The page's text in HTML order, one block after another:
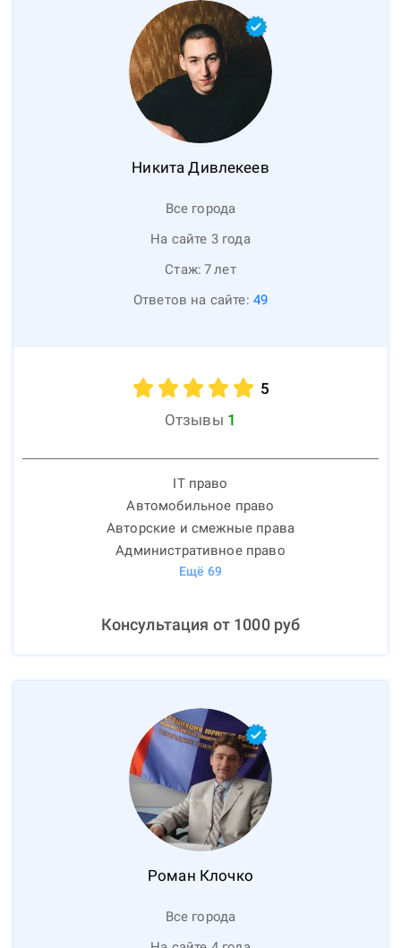
Никита Дивлекеев
Все города
На сайте 3 года
Стаж: 7лет
Ответов на сайте: 49
5
Отзывы 1
IT право
Автомобильное право
Авторские и смежные права
Административное право
Ещё 69
Консультация от 1000руб
Роман Клочко
Все города